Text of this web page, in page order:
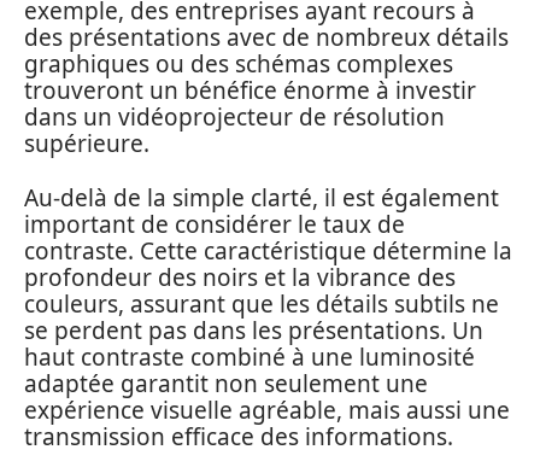
exemple, des entreprises ayant recours à
des présentations avec de nombreux détails
graphiques ou des schémas complexes
trouveront un bénéfice énorme à investir
dans un vidéoprojecteur de résolution
supérieure.
Au-delà de la simple clarté, il est également
important de considérer le taux de
contraste. Cette caractéristique détermine la
profondeur des noirs et la vibrance des
couleurs, assurant que les détails subtils ne
se perdent pas dans les présentations. Un
haut contraste combiné à une luminosité
adaptée garantit non seulement une
expérience visuelle agréable, mais aussi une
transmission efficace des informations.